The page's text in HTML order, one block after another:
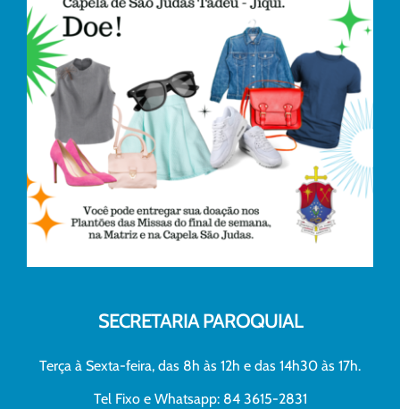
SECRETARIA PAROQUIAL
Terça à Sexta-feira, das 8h às 12h e das 14h30 às 17h.
Tel Fixo e Whatsapp: 84 3615-2831